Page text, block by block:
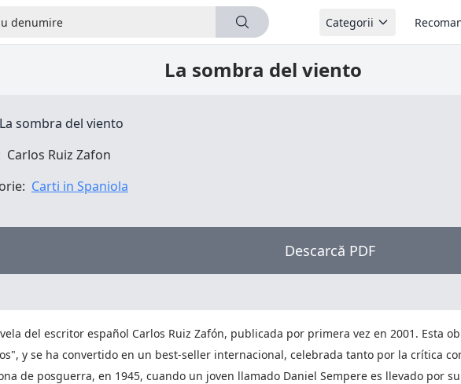
Categorii
La sombra del viento
La sombra del viento
Carlos Ruiz Zafon
Carti in Spaniola
Descarcă PDF
del escritor español Carlos Ruiz Zafón, publicada por primera vez en 2001. Esta
y se ha convertido en un best-seller internacional, celebrada tanto por la crítica
de posguerra, en 1945, cuando un joven llamado Daniel Sempere es llevado por